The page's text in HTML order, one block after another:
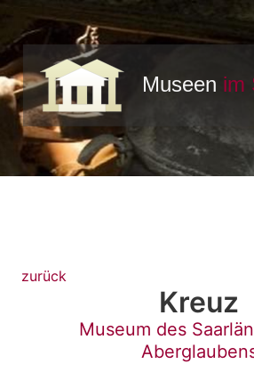
zurück
Kreuz
Museum des